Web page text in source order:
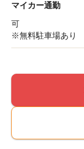
マイカー通勤
可
※無料駐車場あり